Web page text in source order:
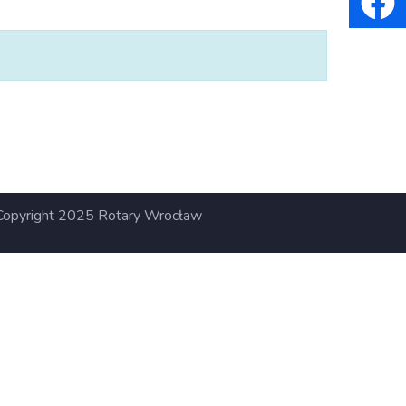
2025 Rotary Wrocław